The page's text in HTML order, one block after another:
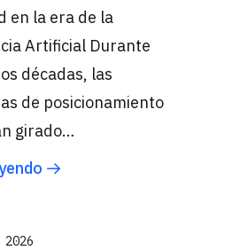
en la era de la
Artificial Durante
décadas, las
de posicionamiento
girado…